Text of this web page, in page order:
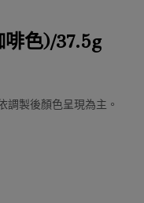
色)/37.5g
調製後顏色呈現為主。